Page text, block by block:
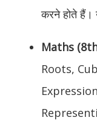
करने होते हैं।
Maths
Roots,